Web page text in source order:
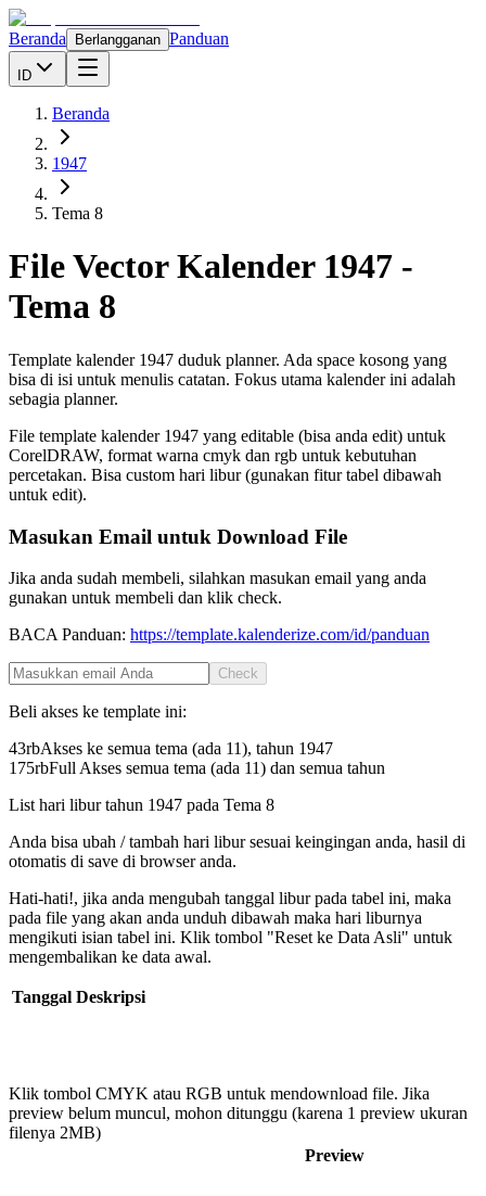
Beranda Berlangganan Panduan
ID
Beranda
1947
Tema 8
File Vector Kalender 1947 -
Tema 8
Template kalender 1947 duduk planner. Ada space kosong yang
bisa di isi untuk menulis catatan. Fokus utama kalender ini adalah
sebagia planner.
File template kalender 1947 yang editable (bisa anda edit) untuk
CorelDRAW, format warna cmyk dan rgb untuk kebutuhan
percetakan. Bisa custom hari libur (gunakan fitur tabel dibawah
untuk edit).
Masukan Email untuk Download File
Jika anda sudah membeli, silahkan masukan email yang anda
gunakan untuk membeli dan klik check.
BACA Panduan: https://template.kalenderize.com/id/panduan
Check
Beli akses ke template ini:
43rbAkses ke semua tema (ada 11), tahun 1947
175rbFull Akses semua tema (ada 11) dan semua tahun
List hari libur tahun 1947 pada Tema 8
Anda bisa ubah / tambah hari libur sesuai keingingan anda, hasil di
otomatis di save di browser anda.
Hati-hati!, jika anda mengubah tanggal libur pada tabel ini, maka
pada file yang akan anda unduh dibawah maka hari liburnya
mengikuti isian tabel ini. Klik tombol "Reset ke Data Asli" untuk
mengembalikan ke data awal.
Tanggal Deskripsi
Klik tombol CMYK atau RGB untuk mendownload file. Jika
preview belum muncul, mohon ditunggu (karena 1 preview ukuran
filenya 2MB)
Preview